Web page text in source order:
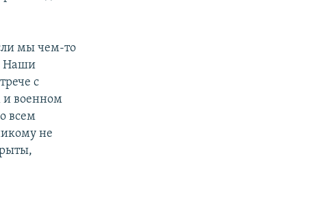
мы чем-то
Наши
с
и военном
всем
не